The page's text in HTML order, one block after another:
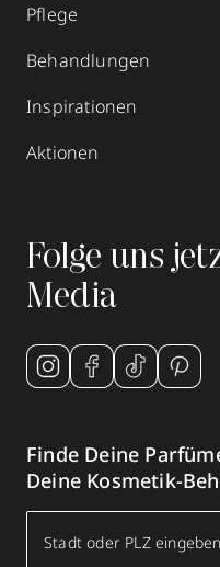
Pflege
Behandlungen
Inspirationen
Aktionen
Folge uns
Media
Finde Deine
Deine Kosmetik-